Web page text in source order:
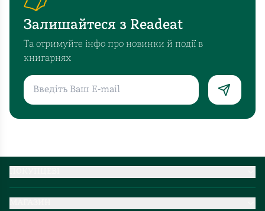
Залишайтеся з Readeat
Та отримуйте інфо про новинки й події в
книгарнях
Партнерство